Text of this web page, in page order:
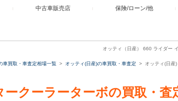
中古車販売店 保険/ローン/他
オッティ（日産） 660 ライダー
車買取・車査定相場一覧 オッティ(日産)の車買取・車査定 オッティ(日産
クーラーターボの買取・査